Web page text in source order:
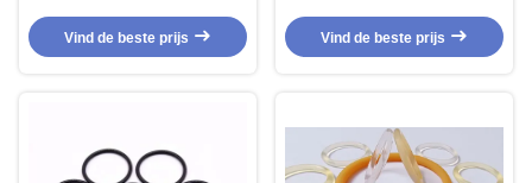
Aflas150l IATF 16949 GB/T 28001
FFKM O-ringen
Vind de beste prijs
fluoroelastomer kalrez FFKM Al
Chemische Weerstand
Vind de beste prijs